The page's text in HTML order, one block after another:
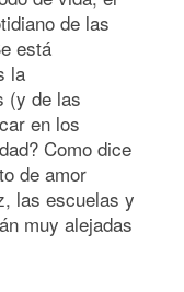
de las
está
la
(y de las
en los
Como dice
de amor
las escuelas y
muy alejadas